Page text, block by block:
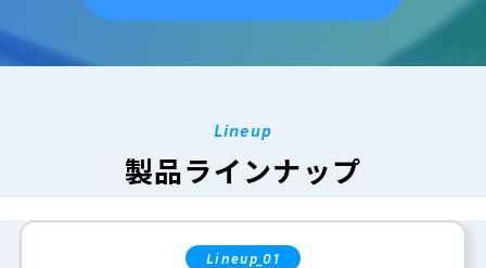
Lineup
製品ラインナップ
Lineup_01